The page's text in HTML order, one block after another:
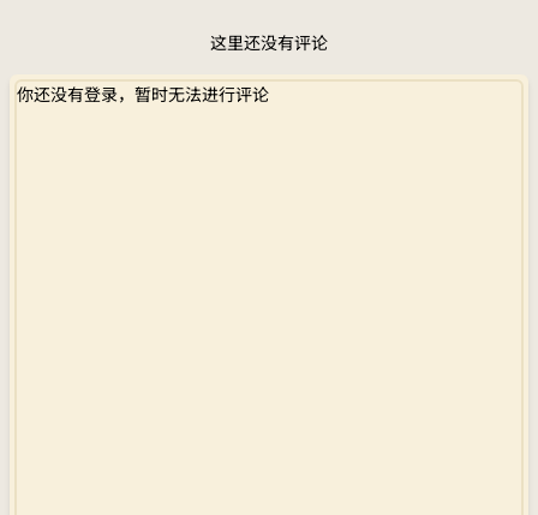
这里还没有评论
你还没有登录，暂时无法进行评论